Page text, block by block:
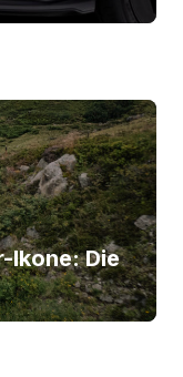
Ikone: Die